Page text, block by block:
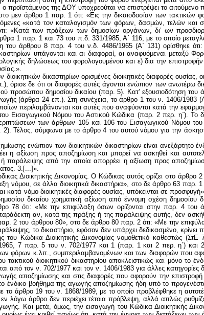
της ΔΟΥ υποχρεούται να επιστρέψει το αιτούμενο
μεν άρθρο 1 παρ. 1 ότι: «Εις την δικαιοδοσίαν των τακτικών
«κατά τον καταλογισμόν των φόρων, δασμών, τελών
«Κατά των πράξεων των δημοσίων οργάνων, δι’ ων
1 παρ. 1 και 73 του π.δ. 331/1985, Α΄ 116, με το οποίο
άρθρου 8 παρ. 4 του ν.δ. 4486/1965 (Α΄ 131) ορίσθηκε
υπάγονται και αι διαφοραί, αι αναφυόμεναι
δηλώσεως του φορολογουμένου και ε) δια την
δικαστηρίων ορισμένες διοικητικές διαφορές
όρισε δε ότι οι διαφορές αυτές άγονται ενώπιον των
προσώπου δημοσίου δικαίου (παρ. 5). Κατ’ εξουσιοδότηση
(άρθρα 24 επ.). Στη συνέχεια, το άρθρο 1 του ν. 1406/1983
περιλαμβάνονται και αυτές που αναφύονται κατά την
Νόμου του Αστικού Κώδικα (παρ. 2 περ. η΄). Το
των άρθρων 105 και 106 του Εισαγωγικού Νόμου
2). Τέλος, σύμφωνα με το άρθρο 4 του αυτού νόμου για την
ενώπιον των διοικητικών δικαστηρίων είναι
η αξίωση προς αποζημίωση και μπορεί να ασκηθεί και
ή παράλειψης από την οποία απορρέει η αξίωση προς
3.[...]».
Δικονομίας. Ο Κώδικας αυτός ορίζει στο άρθρο 2
νόμου, σε άλλα διοικητικά δικαστήρια», στο δε άρθρο 63 παρ.
κατά νόμο διοικητικές διαφορές ουσίας, υπόκεινται σε
δικαίου χρηματική αξίωση από έννομη σχέση
78 ότι: «Με την επιφύλαξη όσων ορίζονται στην παρ. 4
αν, κατά της πράξης ή της παράλειψης αυτής, δεν
2 του άρθρου 80», στο δε άρθρο 80 παρ. 2 ότι: «Με την
το δικαστήριο, εφόσον δεν υπάρχει δεδικασμένο,
Κώδικα Διοικητικής Δικονομίας νομοθετικό καθεστώς
7 παρ. 5 του ν. 702/1977 και 1 (παρ. 1 και 2 περ. η΄) και
φόρων κ.λπ., συμπεριλαμβανομένων και των διαφορών που
διοικητικού δικαστηρίου αποκλειστικώς και μόνο το
τον ν. 702/1977 και τον ν. 1406/1983 για άλλες κατηγορίες
αποζημίωσης και στις διαφορές που αφορούν την
ένδικο βοήθημα της αγωγής αποζημίωσης ήδη υπό το
άρθρο 19 του ν. 1868/1989, με το οποίο προβλέφθηκε η
λόγω άρθρο δεν περιέχει τέτοια πρόβλεψη, αλλά απλώς
Και μετά, όμως, την εισαγωγή του Κώδικα Διοικητικής